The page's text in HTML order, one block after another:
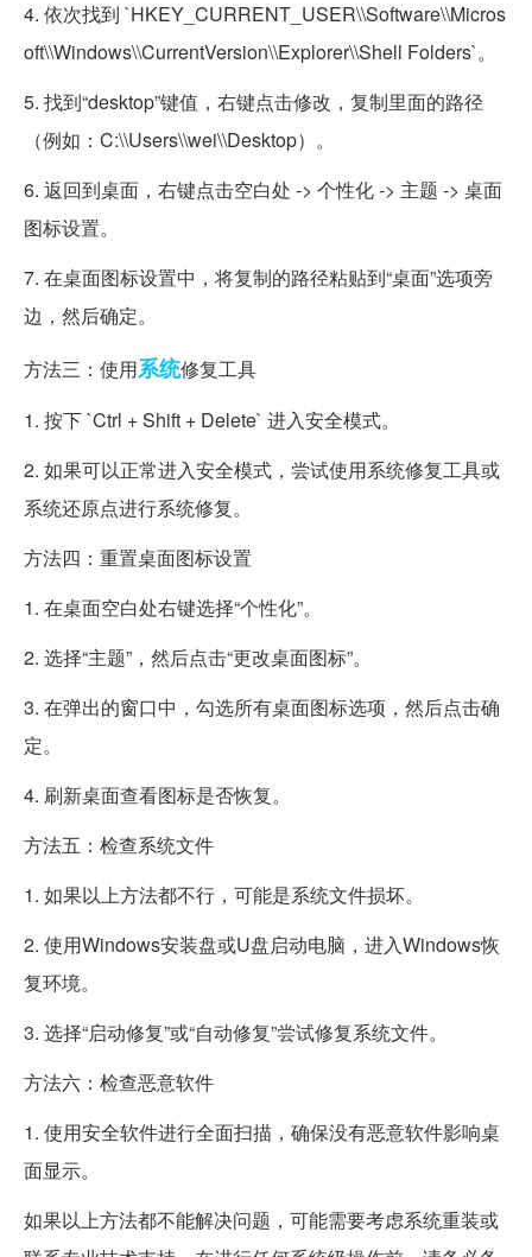
4. 依次找到 `HKEY_CURRENT_USER\\Software\\Micros
oft\\Windows\\CurrentVersion\\Explorer\\Shell Folders`。
5. 找到“desktop”键值，右键点击修改，复制里面的路径
（例如：C:\\Users\\wei\\Desktop）。
6. 返回到桌面，右键点击空白处 -> 个性化 -> 主题 -> 桌面
图标设置。
7. 在桌面图标设置中，将复制的路径粘贴到“桌面”选项旁
边，然后确定。
方法三：使用系统修复工具
1. 按下 `Ctrl + Shift + Delete` 进入安全模式。
2. 如果可以正常进入安全模式，尝试使用系统修复工具或
系统还原点进行系统修复。
方法四：重置桌面图标设置
1. 在桌面空白处右键选择“个性化”。
2. 选择“主题”，然后点击“更改桌面图标”。
3. 在弹出的窗口中，勾选所有桌面图标选项，然后点击确
定。
4. 刷新桌面查看图标是否恢复。
方法五：检查系统文件
1. 如果以上方法都不行，可能是系统文件损坏。
2. 使用Windows安装盘或U盘启动电脑，进入Windows恢
复环境。
3. 选择“启动修复”或“自动修复”尝试修复系统文件。
方法六：检查恶意软件
1. 使用安全软件进行全面扫描，确保没有恶意软件影响桌
面显示。
如果以上方法都不能解决问题，可能需要考虑系统重装或